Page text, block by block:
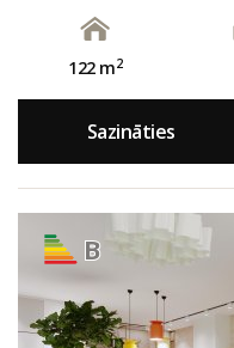
122 m2
Sazināties
B